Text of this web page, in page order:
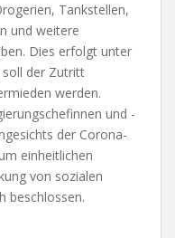
Tankstellen,
und weitere
Dies erfolgt unter
soll der Zutritt
werden.
und -
der Corona-
einheitlichen
von sozialen
beschlossen.